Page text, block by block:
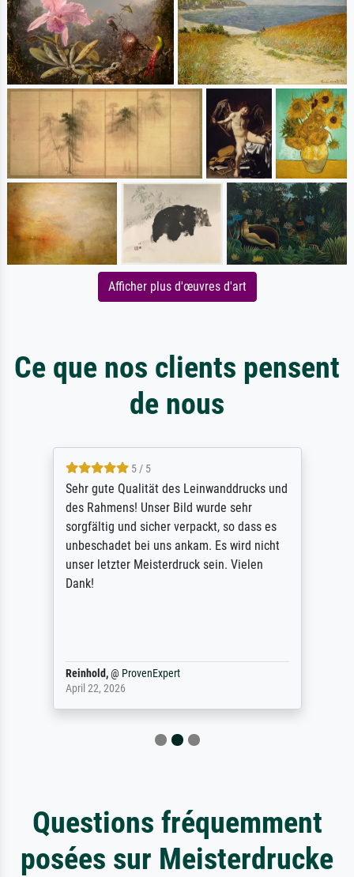
Afficher plus d'œuvres d'art
Ce que nos clients pensent
de nous
5 / 5
Sehr gute Qualität des Leinwanddrucks und
des Rahmens! Unser Bild wurde sehr
sorgfältig und sicher verpackt, so dass es
unbeschadet bei uns ankam. Es wird nicht
unser letzter Meisterdruck sein. Vielen
Dank!
Reinhold,@ ProvenExpert
April 22, 2026
Questions fréquemment
posées sur Meisterdrucke